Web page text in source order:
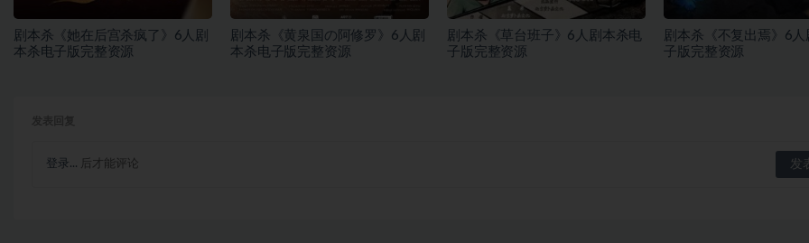
剧本杀《她在后宫杀疯了》6人剧
本杀电子版完整资源
剧本杀《黄泉国の阿修罗》6人剧
本杀电子版完整资源
剧本杀《草台班子》6人剧本杀电
子版完整资源
剧本杀《不复出焉》6
子版完整资源
登录... 后才能评论